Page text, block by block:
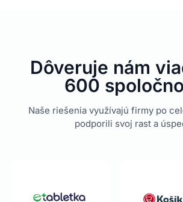
Dôveruje nám
600
Naše riešenia využívajú firmy po
podporili svoj rast a